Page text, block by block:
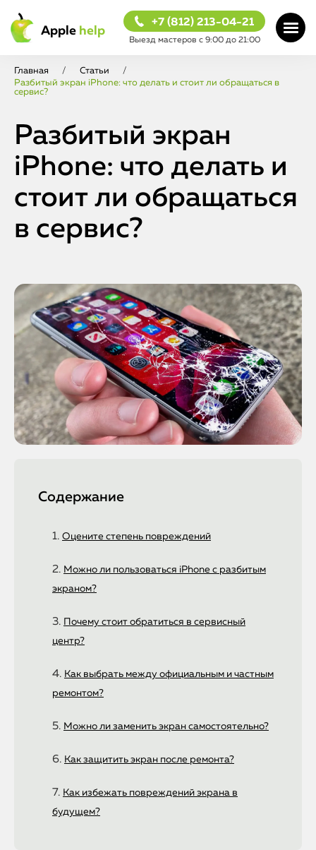
Apple help
+7 (812) 213-04-21
Выезд мастеров с 9:00 до 21:00
Главная / Статьи
/
Разбитый экран iPhone: что делать и стоит ли обращаться в
сервис?
Разбитый экран
iPhone: что делать и
стоит ли обращаться
в сервис?
Содержание
Оцените степень повреждений
Можно ли пользоваться iPhone с разбитым
экраном?
Почему стоит обратиться в сервисный
центр?
Как выбрать между официальным и частным
ремонтом?
Можно ли заменить экран самостоятельно?
Как защитить экран после ремонта?
Как избежать повреждений экрана в
будущем?